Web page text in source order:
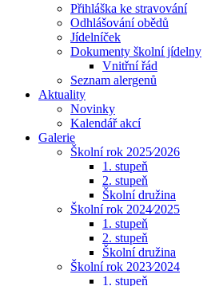
Přihláška ke stravování
Odhlášování obědů
Jídelníček
Dokumenty školní jídelny
Vnitřní řád
Seznam alergenů
Aktuality
Novinky
Kalendář akcí
Galerie
Školní rok 2025⁄2026
1. stupeň
2. stupeň
Školní družina
Školní rok 2024⁄2025
1. stupeň
2. stupeň
Školní družina
Školní rok 2023⁄2024
1. stupeň